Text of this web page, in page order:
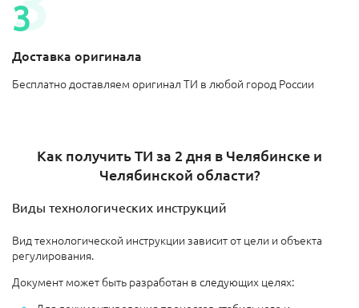
Доставка оригинала
Бесплатно доставляем оригинал ТИ в любой город России
Как получить ТИ за 2 дня в Челябинске и
Челябинской области?
Виды технологических инструкций
Вид технологической инструкции зависит от цели и объекта
регулирования.
Документ может быть разработан в следующих целях: